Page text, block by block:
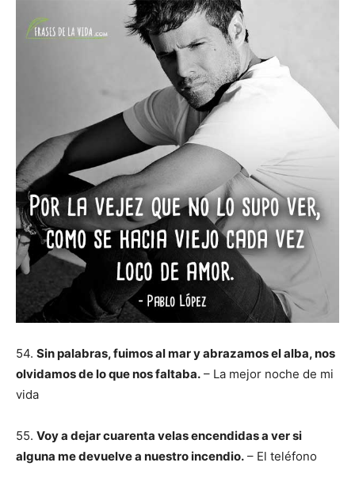
54. Sin palabras, fuimos al mar y abrazamos el alba, nos
olvidamos de lo que nos faltaba. – La mejor noche de mi
vida
55. Voy a dejar cuarenta velas encendidas a ver si
alguna me devuelve a nuestro incendio. – El teléfono